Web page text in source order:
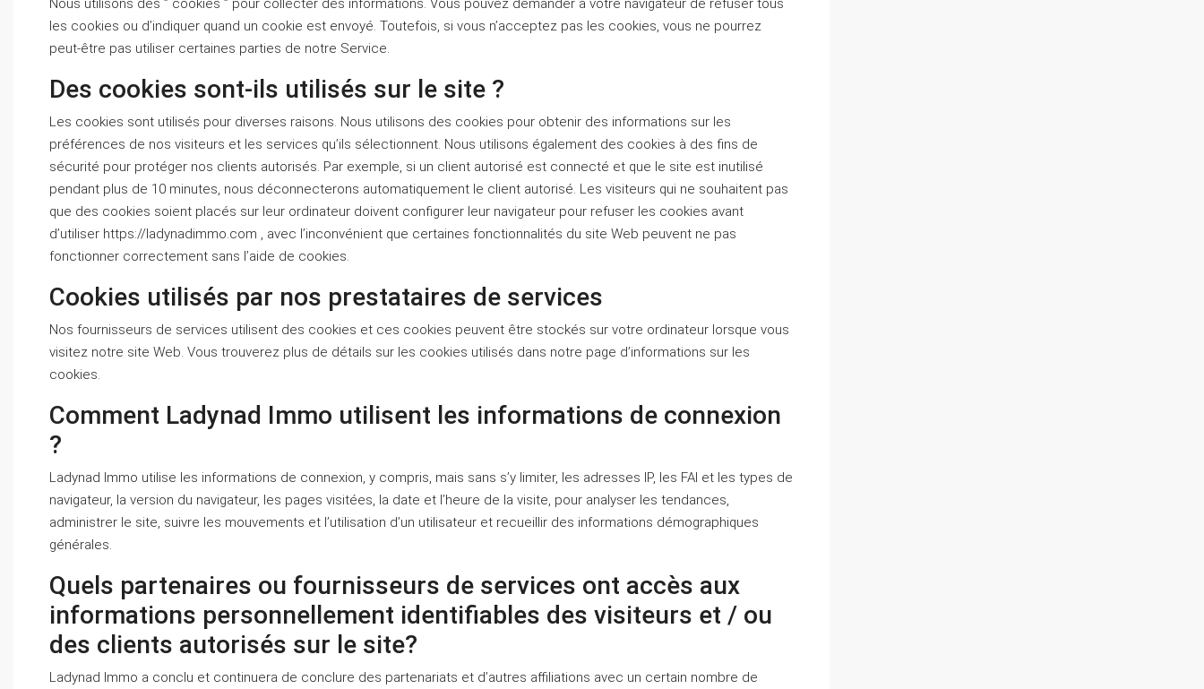
Nous utilisons des ” cookies ” pour collecter des informations. Vous pouvez demander à votre navigateur de refuser tous
les cookies ou d’indiquer quand un cookie est envoyé. Toutefois, si vous n’acceptez pas les cookies, vous ne pourrez
peut-être pas utiliser certaines parties de notre Service.
Des cookies sont-ils utilisés sur le site ?
Les cookies sont utilisés pour diverses raisons. Nous utilisons des cookies pour obtenir des informations sur les
préférences de nos visiteurs et les services qu’ils sélectionnent. Nous utilisons également des cookies à des fins de
sécurité pour protéger nos clients autorisés. Par exemple, si un client autorisé est connecté et que le site est inutilisé
pendant plus de 10 minutes, nous déconnecterons automatiquement le client autorisé. Les visiteurs qui ne souhaitent pas
que des cookies soient placés sur leur ordinateur doivent configurer leur navigateur pour refuser les cookies avant
d’utiliser https://ladynadimmo.com , avec l’inconvénient que certaines fonctionnalités du site Web peuvent ne pas
fonctionner correctement sans l’aide de cookies.
Cookies utilisés par nos prestataires de services
Nos fournisseurs de services utilisent des cookies et ces cookies peuvent être stockés sur votre ordinateur lorsque vous
visitez notre site Web. Vous trouverez plus de détails sur les cookies utilisés dans notre page d’informations sur les
cookies.
Comment Ladynad Immo utilisent les informations de connexion
?
Ladynad Immo utilise les informations de connexion, y compris, mais sans s’y limiter, les adresses IP, les FAI et les types de
navigateur, la version du navigateur, les pages visitées, la date et l’heure de la visite, pour analyser les tendances,
administrer le site, suivre les mouvements et l’utilisation d’un utilisateur et recueillir des informations démographiques
générales.
Quels partenaires ou fournisseurs de services ont accès aux
informations personnellement identifiables des visiteurs et / ou
des clients autorisés sur le site?
Ladynad Immo a conclu et continuera de conclure des partenariats et d’autres affiliations avec un certain nombre de